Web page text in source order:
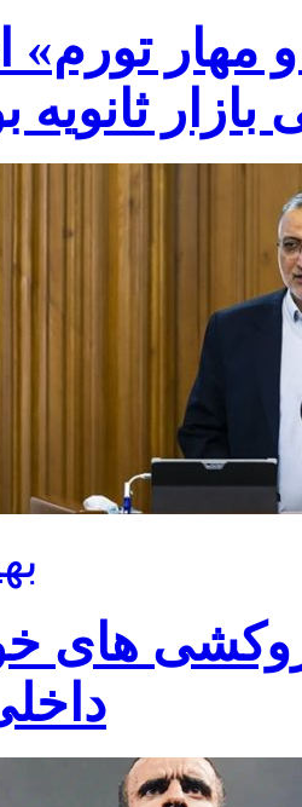
مهار تورم»
بازار
16
های